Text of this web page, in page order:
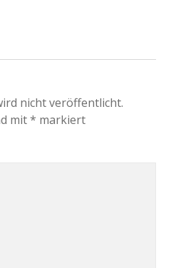
nicht veröffentlicht.
mit* markiert